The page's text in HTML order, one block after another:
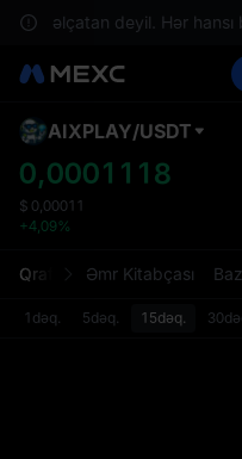
əlçatan deyil. Hər hansı
AIXPLAY/USDT
0,0001118
$ 0,00011
+4,09%
Qrafik Əmr Kitabçası
1dəq. 5dəq. 15dəq.